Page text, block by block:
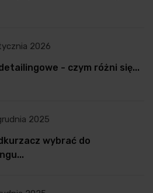
2026
- czym różni się...
2025
wybrać do